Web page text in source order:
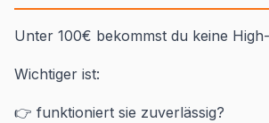
Unter 100€ bekommst du keine
Wichtiger ist:
👉 funktioniert sie zuverlässig?